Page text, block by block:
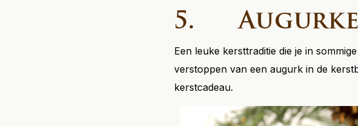
5.
Een leuke kersttraditie die je in
verstoppen van een augurk in de
kerstcadeau.